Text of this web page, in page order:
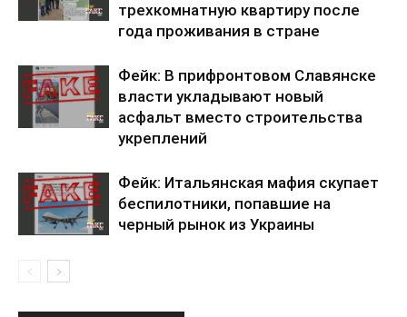
трехкомнатную квартиру после
года проживания в стране
Фейк: В прифронтовом Славянске
власти укладывают новый
асфальт вместо строительства
укреплений
Фейк: Итальянская мафия скупает
беспилотники, попавшие на
черный рынок из Украины